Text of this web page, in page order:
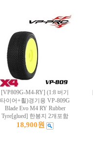
[VP809G-M4-RY] (1:8 버기
타이어+휠)경기용 VP-809G
Blade Evo M4 RY Rubber
Tyre[glued] 한봉지 2개포함
18,900원